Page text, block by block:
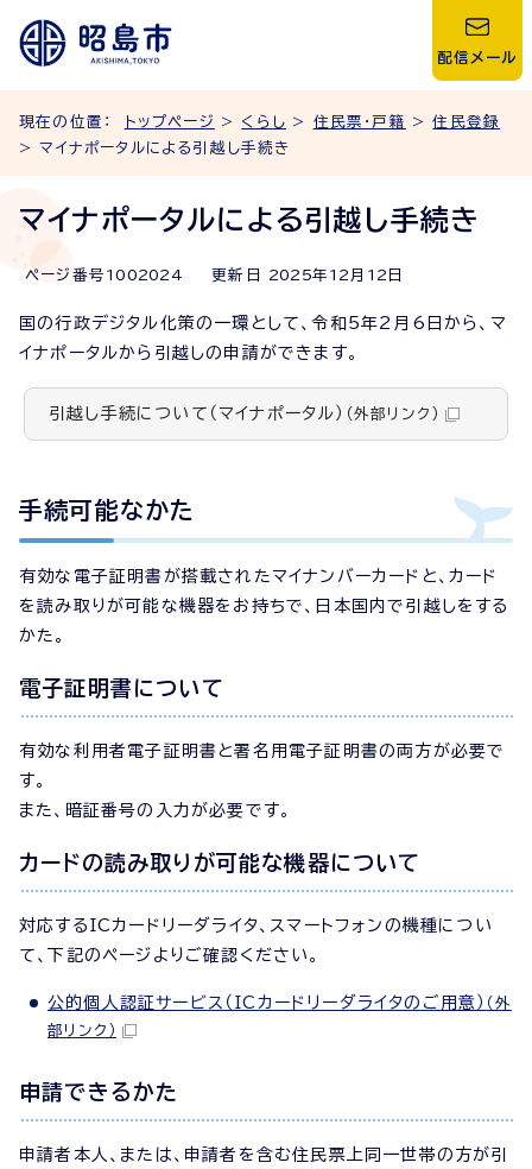
配信メール
現在の位置： トップページ > くらし > 住民票・戸籍 >住民登録
> マイナポータルによる引越し手続き
マイナポータルによる引越し手続き
ページ番号 1002024 更新日 2025年 12 月 12 日
国の行政デジタル化策の一環として、令和5年2月6日から、マ
イナポータルから引越しの申請ができます。
引越し手続について（マイナポータル） （外部リンク）
手続可能なかた
有効な電子証明書が搭載されたマイナンバーカードと、カード
を読み取りが可能な機器をお持ちで、日本国内で引越しをする
かた。
電子証明書について
有効な利用者電子証明書と署名用電子証明書の両方が必要で
す。
また、暗証番号の入力が必要です。
カードの読み取りが可能な機器について
対応するICカードリーダライタ、スマートフォンの機種につい
て、下記のページよりご確認ください。
公的個人認証サービス（ICカードリーダライタのご用意） （外
部リンク）
申請できるかた
申請者本人、または、申請者を含む住民票上同一世帯の方が引